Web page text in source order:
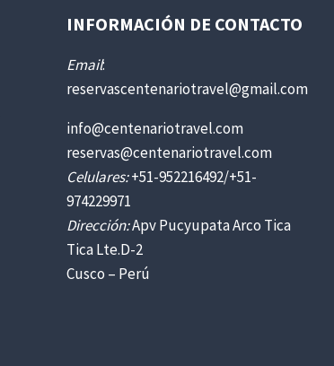
INFORMACIÓN DE CONTACTO
Email:
reservascentenariotravel@gmail.com
info@centenariotravel.com
reservas@centenariotravel.com
Celulares:+51-952216492/+51-
974229971
Dirección:Apv Pucyupata Arco Tica
Tica Lte.D-2
Cusco – Perú